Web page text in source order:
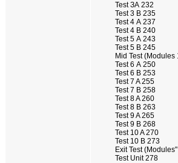
Test ЗА 232
Test 3 В 235
Test 4 А 237
Test 4 В 240
Test 5 А 243
Test 5 В 245
Mid Test (Modules
Test 6 А 250
Test 6 В 253
Test 7 A 255
Test 7 В 258
Test 8 A 260
Test 8 В 263
Test 9 A 265
Test 9 В 268
Test 10 A 270
Test 10 В 273
Exit Test
Test Unit 278